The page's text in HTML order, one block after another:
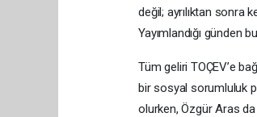
değil; ayrılıktan sonra
Yayımlandığı günden
Tüm geliri TOÇEV’e
bir sosyal sorumluluk
olurken, Özgür Aras